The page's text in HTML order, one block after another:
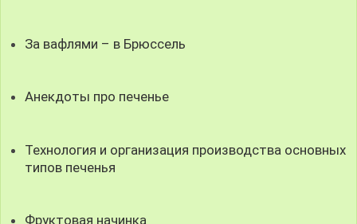
За вафлями – в Брюссель
Анекдоты про печенье
Технология и организация производства основных
типов печенья
Фруктовая начинка